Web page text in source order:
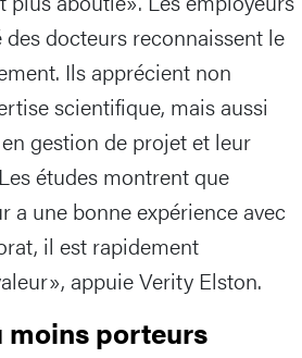
docteurs reconnaissent le
Ils apprécient non
scientifique, mais aussi
gestion de projet et leur
études montrent que
a une bonne expérience avec
il est rapidement
appuie Verity Elston.
moins porteurs